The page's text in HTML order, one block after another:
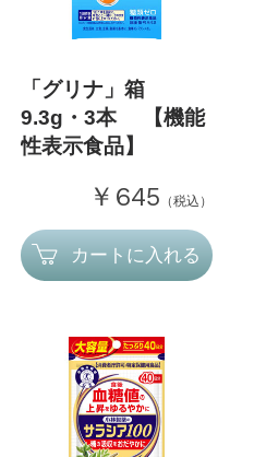
「グリナ」箱
9.3g・3本 【機能
性表示食品】
￥645 （税込）
カートに入れる